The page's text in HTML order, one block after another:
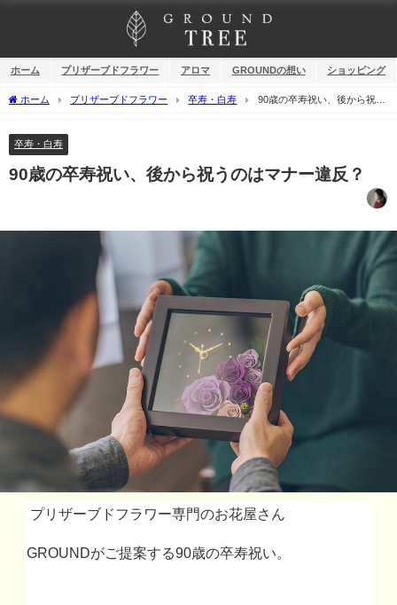
ホーム プリザーブドフラワー アロマ GROUNDの想い ショッピング
ホーム プリザーブドフラワー 卒寿・白寿
90歳の卒寿祝い、後から祝う
卒寿・白寿
90歳の卒寿祝い、後から祝うのはマナー違反？
プリザーブドフラワー専門のお花屋さん
GROUNDがご提案する90歳の卒寿祝い。